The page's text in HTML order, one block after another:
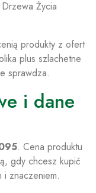
Życia
produkty z ofert
plus szlachetne
sprawdza.
i dane
. Cena produktu
gdy chcesz kupić
i znaczeniem.